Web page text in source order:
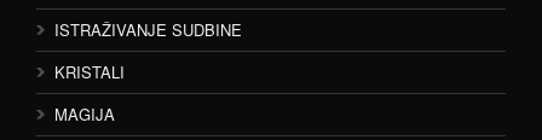
ISTRAŽIVANJE SUDBINE
KRISTALI
MAGIJA